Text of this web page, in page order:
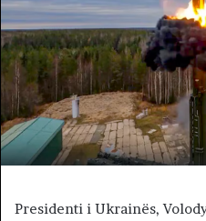
Presidenti i Ukrainës,